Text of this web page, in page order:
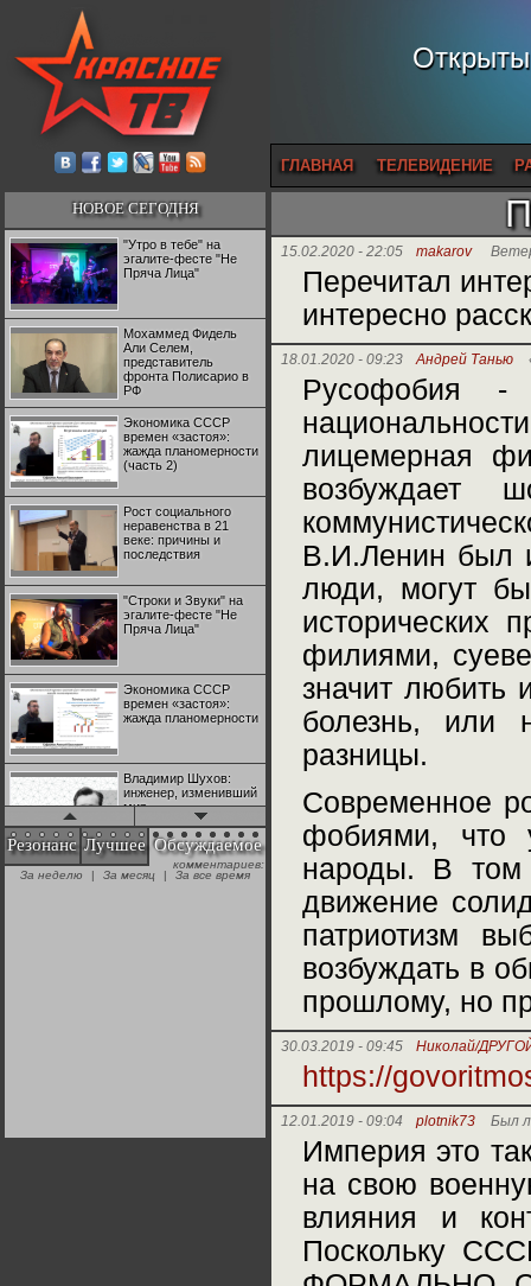
ГЛАВНАЯ ТЕЛЕВИДЕНИЕ
НОВОЕ СЕГОДНЯ
"Утро в тебе" на
эгалите-фесте "Не
Пряча Лица"
Мохаммед Фидель
Али Селем,
представитель
фронта Полисарио в
РФ
Экономика СССР
времен «застоя»:
жажда планомерности
(часть 2)
Рост социального
неравенства в 21
веке: причины и
последствия
"Строки и Звуки" на
эгалите-фесте "Не
Пряча Лица"
Экономика СССР
времен «застоя»:
жажда планомерности
Владимир Шухов:
инженер, изменивший
мир
"Аркадий Коц" на
эгалите-фесте "Не
Резонанс Лучшее Обсуждаемое
комментариев:
За неделю
| За месяц | За все время
15.02.2020 - 22:05 makarov
Перечитал
интересно
18.01.2020 - 09:23 Андрей Танью
Русофобия -
лицемерная
возбуждает
В.И.Ленин был
люди, могут
исторических
филиями,
значит любить
болезнь, или
разницы.
Современное
фобиями, что
народы. В том
движение
патриотизм
возбуждать в
прошлому, но
30.03.2019 - 09:45 Николай/
https://
12.01.2019 - 09:04 plotnik73 Был
Империя это
на свою
влияния и
Поскольку